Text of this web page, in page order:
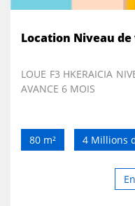
LOUE F3 HKERAICIA
AVANCE 6 MOIS
80 m² 4 Millions